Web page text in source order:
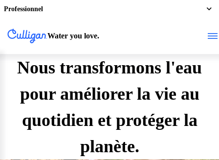
Professionnel
Water you love.
Nous transformons l'eau
pour améliorer la vie au
quotidien et protéger la
planète.